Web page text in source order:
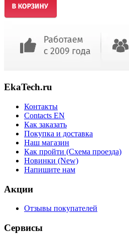
EkaTech.ru
Контакты
Contacts EN
Как заказать
Покупка и доставка
Наш магазин
Как пройти (Схема проезда)
Новинки (New)
Напишите нам
Акции
Отзывы покупателей
Сервисы